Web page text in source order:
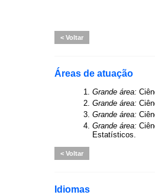
Voltar
Áreas de atuação
1. Grande área:
2. Grande área:
3. Grande área:
4. Grande área:
Estatísticos.
Voltar
Idiomas